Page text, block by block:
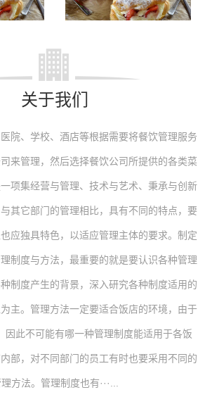
关于我们
院、学校、酒店等根据需要将餐饮管理服务
来管理，然后选择餐饮公司所提供的各类菜
项集经营与管理、技术与艺术、秉承与创新
其它部门的管理相比，具有不同的特点，要
应独具特色，以适应管理主体的要求。制定
制度与方法，最重要的就是要认识各种管理
制度产生的背景，深入研究各种制度适用的
主。管理方法一定要适合饭店的环境，由于
因此不可能有哪一种管理制度能适用于各饭
部，对不同部门的员工有时也要采用不同的
方法。管理制度也有···...